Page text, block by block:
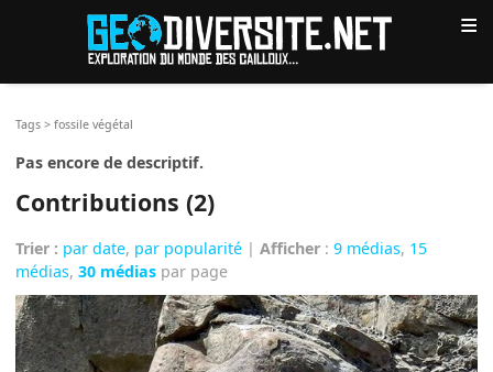
≡
Tags >fossile végétal
Pas encore de descriptif.
Contributions (2)
Trier : par date, par popularité |Afficher :9 médias, 15
médias,30 médias par page